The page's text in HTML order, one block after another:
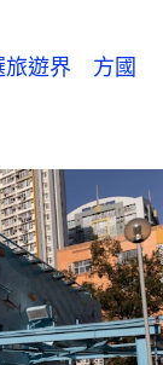
旅遊界 方國